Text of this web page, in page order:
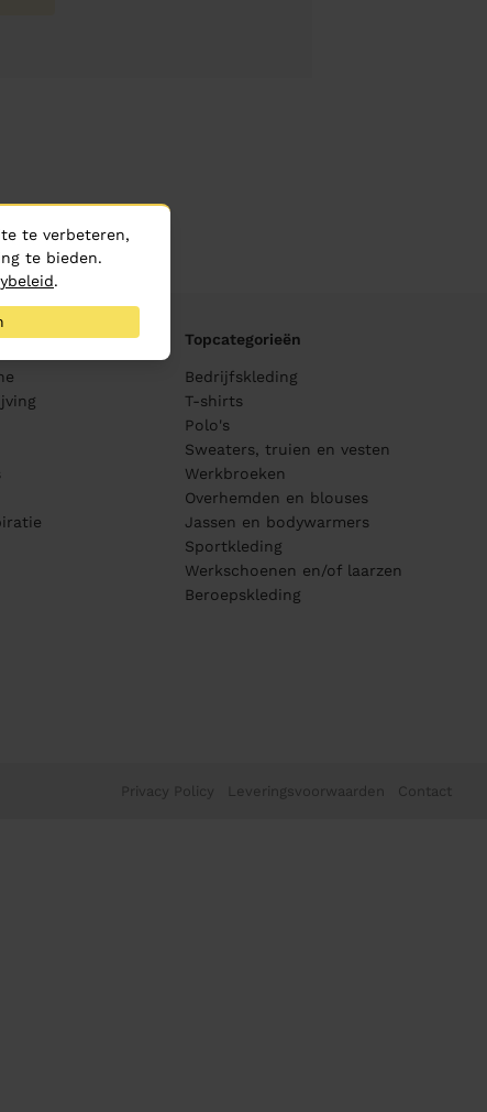
Topcategorieën
Bedrijfskleding
T-shirts
Polo's
Sweaters, truien en vesten
Werkbroeken
Overhemden en blouses
Jassen en bodywarmers
Sportkleding
Werkschoenen en/of laarzen
Beroepskleding
Privacy Policy Leveringsvoorwaarden Contact
te verbeteren,
te bieden.
.